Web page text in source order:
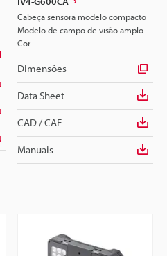
Cabeça sensora modelo compacto
Modelo de campo de visão amplo
Cor
Dimensões
Data Sheet
CAD / CAE
Manuais